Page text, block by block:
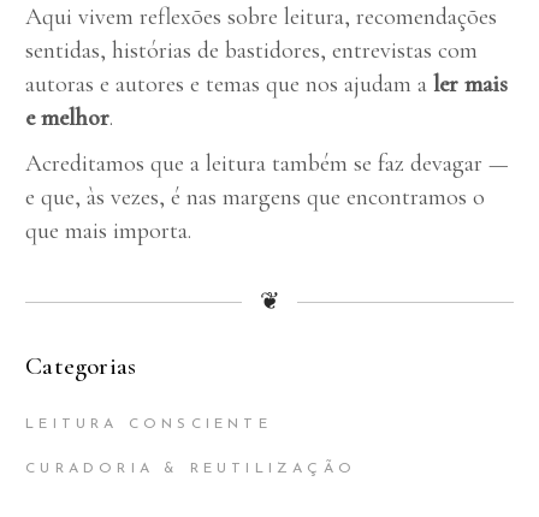
Aqui vivem reflexões sobre leitura, recomendações
sentidas, histórias de bastidores, entrevistas com
autoras e autores e temas que nos ajudam aler mais
e melhor.
Acreditamos que a leitura também se faz devagar —
e que, às vezes, é nas margens que encontramos o
que mais importa.
❦
Categorias
LEITURA CONSCIENTE
CURADORIA & REUTILIZAÇÃO